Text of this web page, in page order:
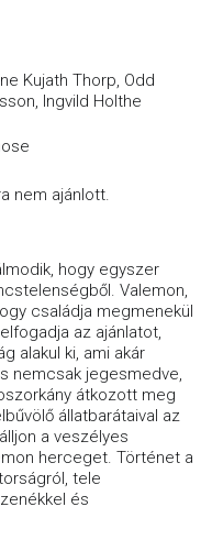
Kujath Thorp, Odd
Ingvild Holthe
nem ajánlott.
hogy egyszer
Valemon,
családja megmenekül
az ajánlatot,
alakul ki, ami akár
nemcsak jegesmedve,
átkozott meg
állatbarátaival az
a veszélyes
herceget. Történet a
tele
és